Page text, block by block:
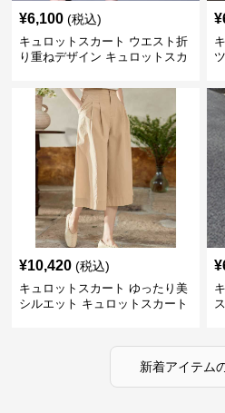
¥6,100 (税込)
キュロットスカート ウエスト折
り重ねデザイン キュロットスカ
¥
¥10,420 (税込)
キュロットスカート ゆったり美
シルエット キュロットスカート
¥
新着アイテム